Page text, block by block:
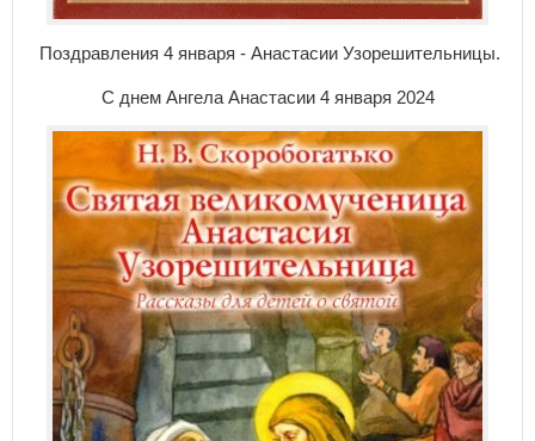
Поздравления 4 января - Анастасии Узорешительницы.
С днем Ангела Анастасии 4 января 2024